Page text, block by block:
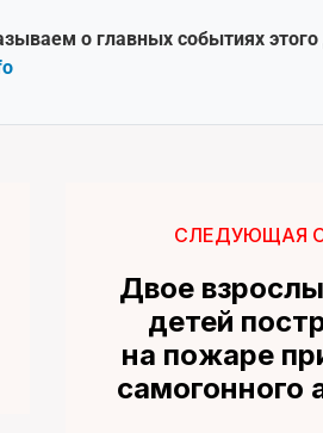
о главных событиях
СЛЕДУЮЩАЯ
Двое
детей
на пожаре
самогонного